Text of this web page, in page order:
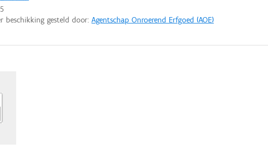
beschikking gesteld door:Agentschap Onroerend Erfgoed (AOE)